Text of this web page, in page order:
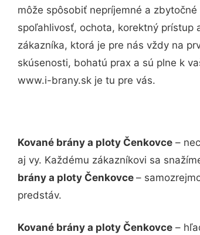
môže spôsobiť nepríjemné a
spoľahlivosť, ochota, korektný prístup
zákazníka, ktorá je pre nás vždy na
skúsenosti, bohatú prax a sú plne k
www.i-brany.sk je tu pre vás.
Kované brány a ploty Čenkovce –
aj vy. Každému zákazníkovi sa
brány a ploty Čenkovce –
predstáv.
Kované brány a ploty Čenkovce –